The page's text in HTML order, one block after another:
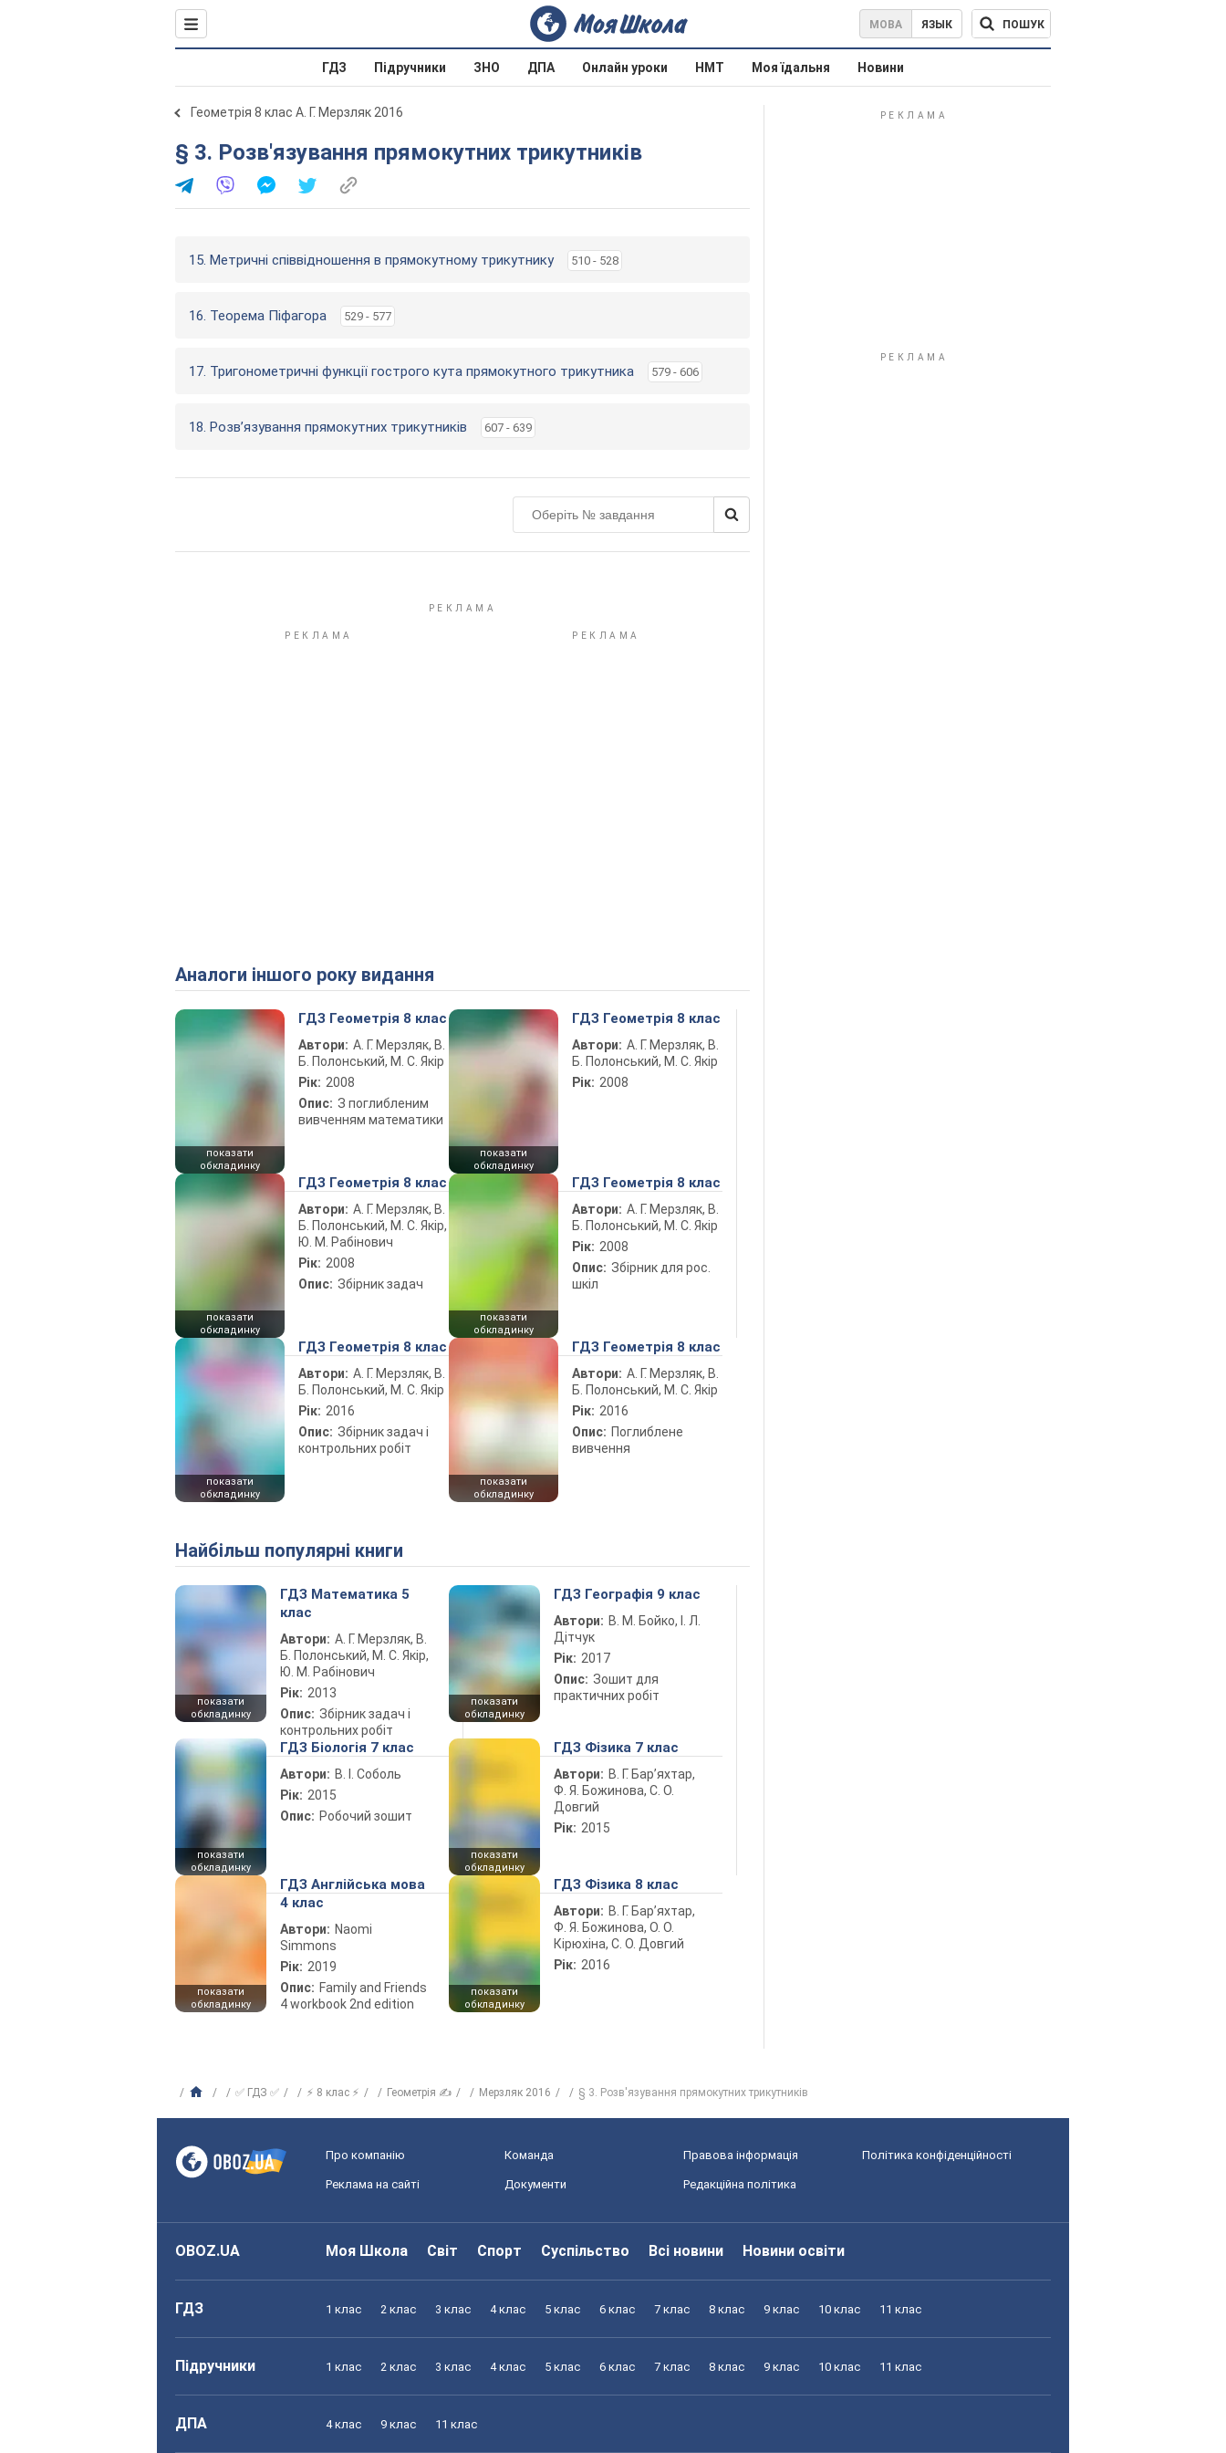
МОВА ЯЗЫК ПОШУК
ГДЗ Підручники ЗНО ДПА Онлайн уроки НМТ Моя їдальня Новини
Геометрія 8 клас А. Г. Мерзляк 2016
§ 3. Розв'язування прямокутних трикутників
15. Метричні співвідношення в прямокутному трикутнику 510 - 528
16. Теорема Піфагора 529 - 577
17. Тригонометричні функції гострого кута прямокутного трикутника 579 - 606
18. Розв’язування прямокутних трикутників 607 - 639
Аналоги іншого року видання
показати
обкладинку
ГДЗ Геометрія 8 клас
Автори: А. Г. Мерзляк, В.
Б. Полонський, М. С. Якір
Рік: 2008
Опис: З поглибленим
вивченням математики
показати
обкладинку
ГДЗ Геометрія 8 клас
Автори: А. Г. Мерзляк, В.
Б. Полонський, М. С. Якір
Рік: 2008
показати
обкладинку
ГДЗ Геометрія 8 клас
Автори: А. Г. Мерзляк, В.
Б. Полонський, М. С. Якір,
Ю. М. Рабінович
Рік: 2008
Опис: Збірник задач
показати
обкладинку
ГДЗ Геометрія 8 клас
Автори: А. Г. Мерзляк, В.
Б. Полонський, М. С. Якір
Рік: 2008
Опис: Збірник для рос.
шкіл
показати
обкладинку
ГДЗ Геометрія 8 клас
Автори: А. Г. Мерзляк, В.
Б. Полонський, М. С. Якір
Рік: 2016
Опис: Збірник задач і
контрольних робіт
показати
обкладинку
ГДЗ Геометрія 8 клас
Автори: А. Г. Мерзляк, В.
Б. Полонський, М. С. Якір
Рік: 2016
Опис: Поглиблене
вивчення
Найбільш популярні книги
показати
обкладинку
ГДЗ Математика 5
клас
Автори: А. Г. Мерзляк, В.
Б. Полонський, М. С. Якір,
Ю. М. Рабінович
Рік: 2013
Опис: Збірник задач і
контрольних робіт
показати
обкладинку
ГДЗ Географія 9 клас
Автори: В. М. Бойко, І. Л.
Дітчук
Рік: 2017
Опис: Зошит для
практичних робіт
показати
обкладинку
ГДЗ Біологія 7 клас
Автори: В. І. Соболь
Рік: 2015
Опис: Робочий зошит
показати
обкладинку
ГДЗ Фізика 7 клас
Автори: В. Г. Бар’яхтар,
Ф. Я. Божинова, С. О.
Довгий
Рік: 2015
показати
обкладинку
ГДЗ Англійська мова
4 клас
Автори: Naomi
Simmons
Рік: 2019
Опис: Family and Friends
4 workbook 2nd edition
показати
обкладинку
ГДЗ Фізика 8 клас
Автори: В. Г. Бар’яхтар,
Ф. Я. Божинова, О. О.
Кірюхіна, С. О. Довгий
Рік: 2016
✅ ГДЗ ✅ ⚡ 8 клас ⚡ Геометрія ✍ Мерзляк 2016 § 3. Розв'язування прямокутних трикутників
Про компанію Команда Правова інформація Політика конфіденційності
Реклама на сайті Документи Редакційна політика
OBOZ.UA Моя Школа Світ Спорт Суспільство Всі новини Новини освіти
ГДЗ 1 клас 2 клас 3 клас 4 клас 5 клас 6 клас 7 клас 8 клас 9 клас 10 клас 11 клас
Підручники 1 клас 2 клас 3 клас 4 клас 5 клас 6 клас 7 клас 8 клас 9 клас 10 клас 11 клас
ДПА 4 клас 9 клас 11 клас